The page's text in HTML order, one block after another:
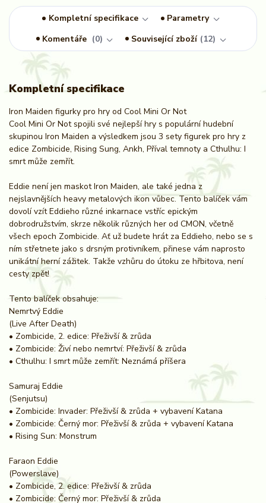
Kompletní specifikace
Parametry
Komentáře
0 Související zboží 12
Kompletní specifikace
Iron Maiden figurky pro hry od Cool Mini Or Not
Cool Mini Or Not spojili své nejlepší hry s populární hudební
skupinou Iron Maiden a výsledkem jsou 3 sety figurek pro hry z
edice Zombicide, Rising Sung, Ankh, Příval temnoty a Cthulhu: I
smrt může zemřít.
Eddie není jen maskot Iron Maiden, ale také jedna z
nejslavnějších heavy metalových ikon vůbec. Tento balíček vám
dovolí vzít Eddieho různé inkarnace vstříc epickým
dobrodružstvím, skrze několik různých her od CMON, včetně
všech epoch Zombicide. Ať už budete hrát za Eddieho, nebo se s
ním střetnete jako s drsným protivníkem, přinese vám naprosto
unikátní herní zážitek. Takže vzhůru do útoku ze hřbitova, není
cesty zpět!
Tento balíček obsahuje:
Nemrtvý Eddie
(Live After Death)
• Zombicide, 2. edice: Přeživší & zrůda
• Zombicide: Živí nebo nemrtví: Přeživší & zrůda
• Cthulhu: I smrt může zemřít: Neznámá příšera
Samuraj Eddie
(Senjutsu)
• Zombicide: Invader: Přeživší & zrůda + vybavení Katana
• Zombicide: Černý mor: Přeživší & zrůda + vybavení Katana
• Rising Sun: Monstrum
Faraon Eddie
(Powerslave)
• Zombicide, 2. edice: Přeživší & zrůda
• Zombicide: Černý mor: Přeživší & zrůda